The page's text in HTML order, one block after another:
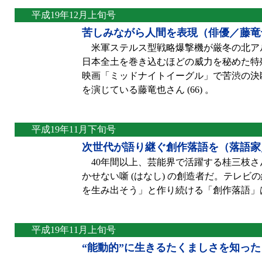
平成19年12月上旬号
苦しみながら人間を表現（俳優／藤
米軍ステルス型戦略爆撃機が厳冬の北
日本全土を巻き込むほどの威力を秘めた
映画「ミッドナイトイーグル」で苦渋の
を演じている藤竜也さん (66) 。
平成19年11月下旬号
次世代が語り継ぐ創作落語を（落語
40年間以上、芸能界で活躍する桂三枝
かせない噺 (はなし) の創造者だ。テレビ
を生み出そう」と作り続ける「創作落語
平成19年11月上旬号
“能動的”に生きるたくましさを知っ